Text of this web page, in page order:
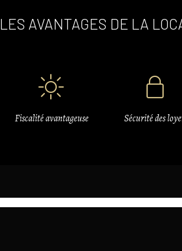
LES AVANTAGES DE LA
Fiscalité avantageuse Sécurité des